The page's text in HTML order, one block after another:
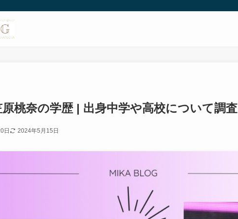
桃奈の学歴 | 出身中学や高校について調査
日 2024年5月15日